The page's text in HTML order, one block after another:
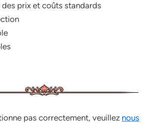
prix et coûts standards
pas correctement, veuillez nous